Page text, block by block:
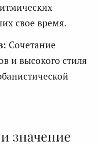
свое время.
Сочетание
и высокого стиля
значение